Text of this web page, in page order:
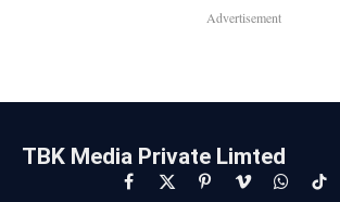
Advertisement
TBK Media Private Limted
Facebook
X PinterestVimeoWhatsApp